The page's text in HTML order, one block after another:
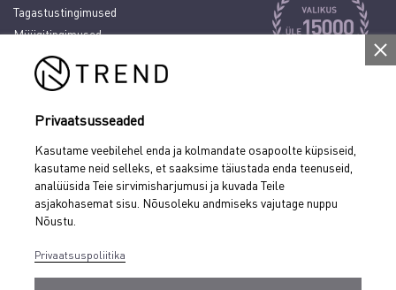
Tagastustingimused
Müügitingimused
Tarnetingimused
Järelmaksutingimused
N-Kaubandus OÜ
Laada 9, 44310 Rakvere, Eesti
reg. nr. 10177656
+372 32 95 083
E-R 8:00 - 17:00
Privaatsusseaded
Kasutame veebilehel enda ja kolmandate osapoolte küpsiseid,
kasutame neid selleks, et saaksime täiustada enda teenuseid,
analüüsida Teie sirvimisharjumusi ja kuvada Teile
asjakohasemat sisu. Nõusoleku andmiseks vajutage nuppu
Nõustu.
Privaatsuspoliitika